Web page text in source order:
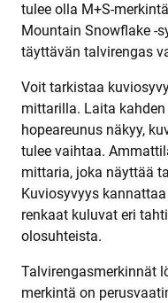
tulee olla M+S-
Mountain Snowflake -
täyttävän talvirengas
Voit tarkistaa
mittarilla. Laita
hopeareunus näkyy,
tulee vaihtaa.
mittaria, joka näyttää
Kuviosyvyys
renkaat kuluvat eri
olosuhteista.
Talvirengasmerkinnät
merkintä on